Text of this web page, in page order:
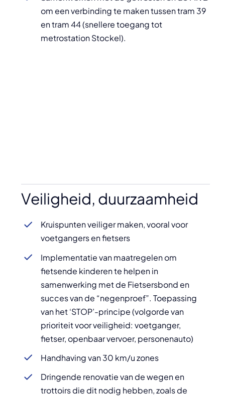
om een verbinding te maken tussen tram 39
en tram 44 (snellere toegang tot
metrostation Stockel).
Veiligheid, duurzaamheid
Kruispunten veiliger maken, vooral voor
voetgangers en fietsers
Implementatie van maatregelen om
fietsende kinderen te helpen in
samenwerking met de Fietsersbond en
succes van de “negenproef”. Toepassing
van het ‘STOP’-principe (volgorde van
prioriteit voor veiligheid: voetganger,
fietser, openbaar vervoer, personenauto)
Handhaving van 30 km/u zones
Dringende renovatie van de wegen en
trottoirs die dit nodig hebben, zoals de